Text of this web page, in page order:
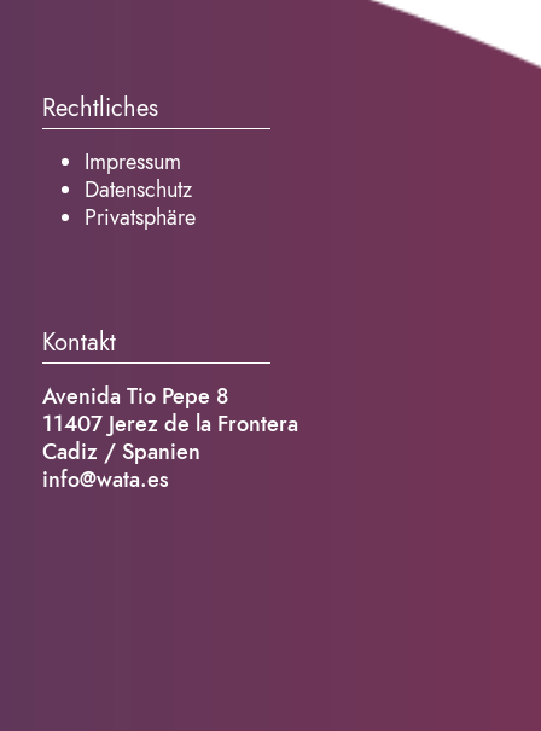
Rechtliches
Impressum
Datenschutz
Privatsphäre
Kontakt
Avenida Tio Pepe 8
11407 Jerez de la Frontera
Cadiz / Spanien
info@wata.es